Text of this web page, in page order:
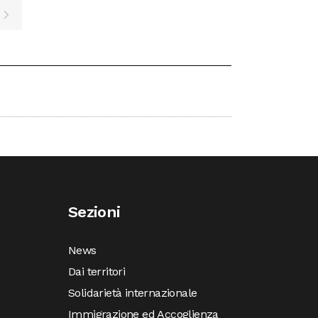
Sezioni
News
Dai territori
Solidarietà internazionale
Immigrazione ed Accoglienza